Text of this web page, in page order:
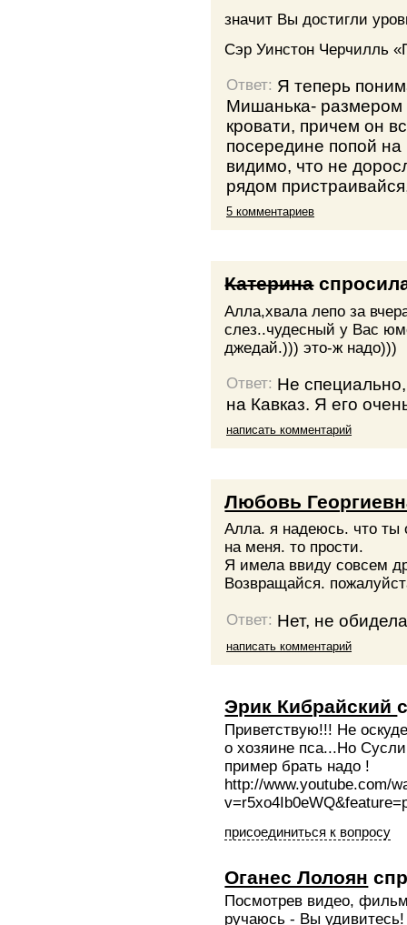
значит Вы достигли
Сэр Уинстон Черчилль
Ответ: Я теперь
Мишанька- размером
кровати, причем он
посередине попой на
видимо, что не
рядом
5 комментариев
Катерина
Алла,хвала лепо за
слез..чудесный у Вас
джедай.))) это-ж надо)))
Ответ: Не
на Кавказ. Я его
написать комментарий
Любовь
Алла. я надеюсь. что ты
на меня. то прости.
Я имела ввиду совсем
Возвращайся.
Ответ: Нет, не
написать комментарий
Эрик Кибрайский
Приветствую!!! Не
о хозяине пса...Но
пример брать надо !
http://www.youtube.com/
присоединиться к вопросу
Оганес Лолоян
Посмотрев видео,
ручаюсь - Вы